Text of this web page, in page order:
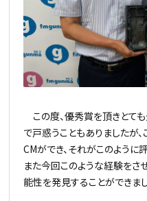
この度、優秀賞を頂きとて
で戸惑うこともありましたが
CMができ、それがこのように
また今回このような経験をさ
能性を発見することができま